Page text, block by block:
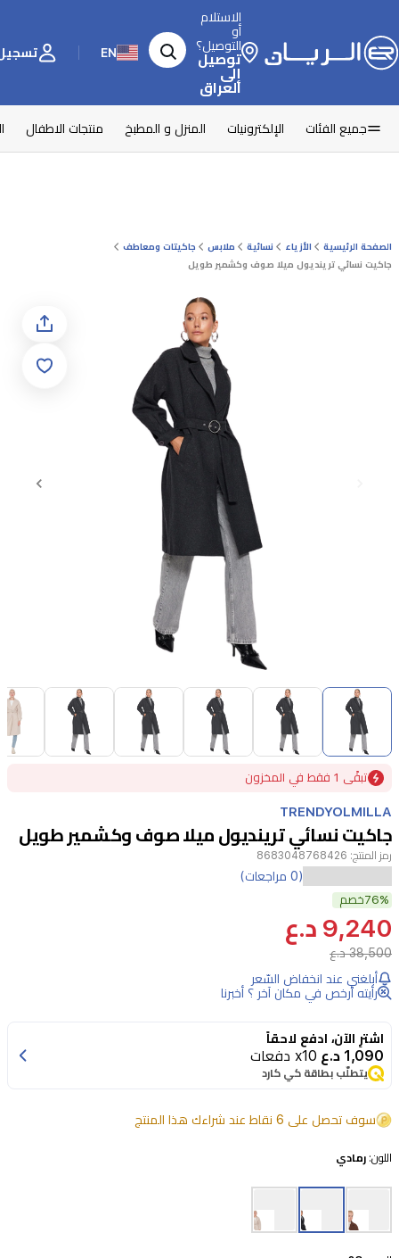
الاستلام
أو
التوصيل؟
توصيل
إلى
العراق
EN تسجيل
جميع الفئات الإلكترونيات المنزل و المطبخ منتجات الاطفال
الصفحة الرئيسية الأزياء نسائية ملابس
جاكيتات ومعاطف
جاكيت نسائي ترينديول ميلا صوف وكشمير طويل
Item
6
تبقًى 1 فقط في المخزون
TRENDYOLMILLA
جاكيت نسائي ترينديول ميلا صوف وكشمير طويل
رمز المنتج: 8683048768426
(0 مراجعات)
76%خصم
9,240 د.ع
38,500 د.ع
أبلغني عند انخفاض السّعر
رأيته أرخص في مكان آخر ؟ أخبرنا
اشترِ الآن، ادفع لاحقاً
1,090 د.ع x10 دفعات
يتطلّب بطاقة كي كارد
سوف تحصل على 6 نقاط عند شراءك هذا المنتج
اللون: رمادي